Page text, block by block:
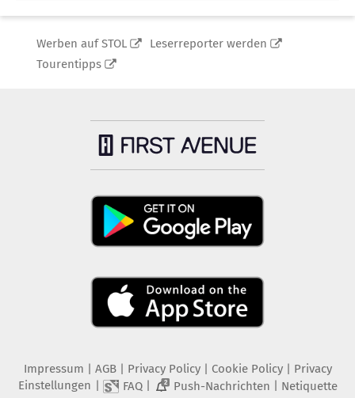
Werben auf STOL
Leserreporter werden
Tourentipps
Impressum AGB Privacy Policy| Cookie Policy| Privacy
Einstellungen
FAQ| 2 Push-Nachrichten Netiquette